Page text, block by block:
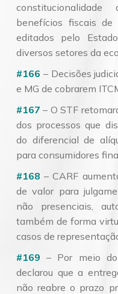
constitucionalidade
benefícios fiscais de
editados pelo
diversos setores da
#166 – Decisões
e MG de cobrarem
#167 – O STF
dos processos que
do diferencial de
para consumidores
#168 – CARF
de valor para
não presenciais,
também de forma
casos de
#169 – Por meio
declarou que a
não reabre o prazo